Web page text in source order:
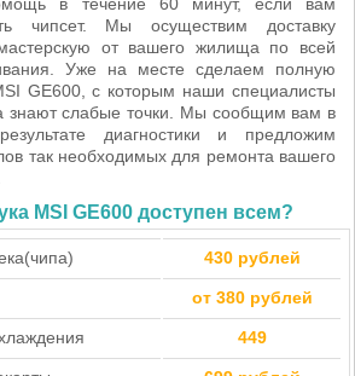
чипсет. Мы осуществим доставку
от вашего жилища по всей
Уже на месте сделаем полную
GE600, с которым наши специалисты
знают слабые точки. Мы сообщим вам в
диагностики и предложим
так необходимых для ремонта вашего
MSI GE600 доступен всем?
430 рублей
от 380 рублей
449